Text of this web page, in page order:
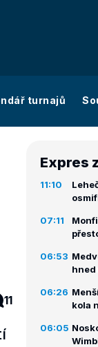
turnajů
11
Expres
11:10
07:11
06:53
hned
06:26
kola
06:05